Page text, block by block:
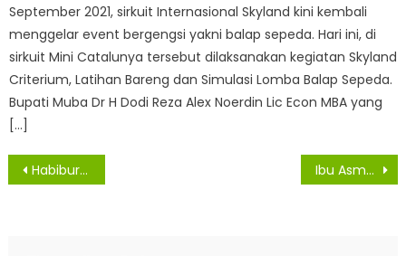
September 2021, sirkuit Internasional Skyland kini kembali
menggelar event bergengsi yakni balap sepeda. Hari ini, di
sirkuit Mini Catalunya tersebut dilaksanakan kegiatan Skyland
Criterium, Latihan Bareng dan Simulasi Lomba Balap Sepeda.
Bupati Muba Dr H Dodi Reza Alex Noerdin Lic Econ MBA yang
[…]
Navigasi
Habiburrahman : Rumah yang Layak Huni Membuat Hidup Lebih Sehat Ibu Asmah Sukses Jalani Usaha Berkat Ikuti Program Pemkab Asahan